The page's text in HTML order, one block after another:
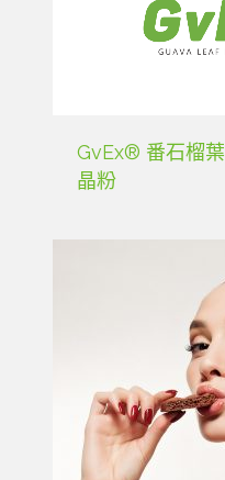
GvEx® 番石榴葉
晶粉